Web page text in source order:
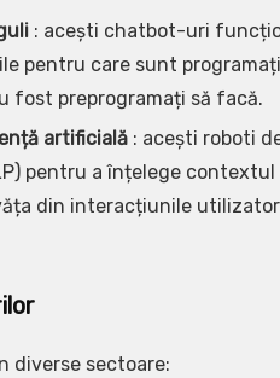
: acești chatbot-uri
pentru care sunt
fost preprogramați să facă.
artificială : acești roboti
pentru a înțelege
din interacțiunile
diverse sectoare: